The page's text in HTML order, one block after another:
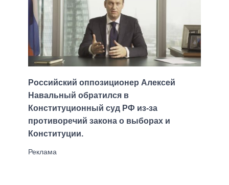
Российский оппозиционер Алексей
Навальный обратился в
Конституционный суд РФ из-за
противоречий закона о выборах и
Конституции.